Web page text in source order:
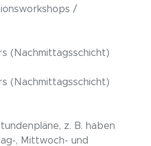
/
(Nachmittagsschicht)
(Nachmittagsschicht)
z. B. haben
, Mittwoch- und